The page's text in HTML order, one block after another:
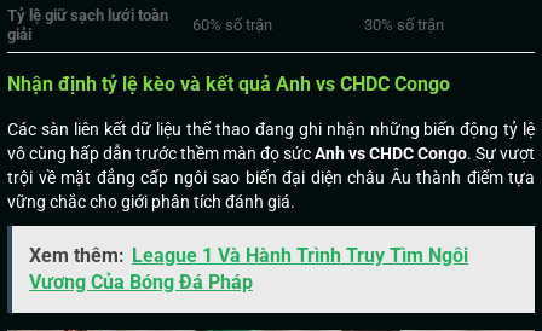
Tỷ lệ giữ sạch lưới toàn
giải
60% số trận 30% số trận
Nhận định tỷ lệ kèo và kết quả Anh vs CHDC Congo
Các sàn liên kết dữ liệu thể thao đang ghi nhận những biến động tỷ lệ
vô cùng hấp dẫn trước thềm màn đọ sứcAnh vs CHDC Congo. Sự vượt
trội về mặt đẳng cấp ngôi sao biến đại diện châu Âu thành điểm tựa
vững chắc cho giới phân tích đánh giá.
Xem thêm: League 1 Và Hành Trình Truy Tìm Ngôi
Vương Của Bóng Đá Pháp